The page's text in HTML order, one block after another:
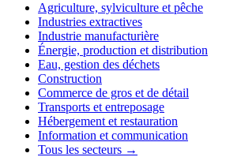
Agriculture, sylviculture et pêche
Industries extractives
Industrie manufacturière
Énergie, production et distribution
Eau, gestion des déchets
Construction
Commerce de gros et de détail
Transports et entreposage
Hébergement et restauration
Information et communication
Tous les secteurs →